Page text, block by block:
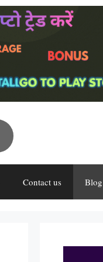
Contact us Blog